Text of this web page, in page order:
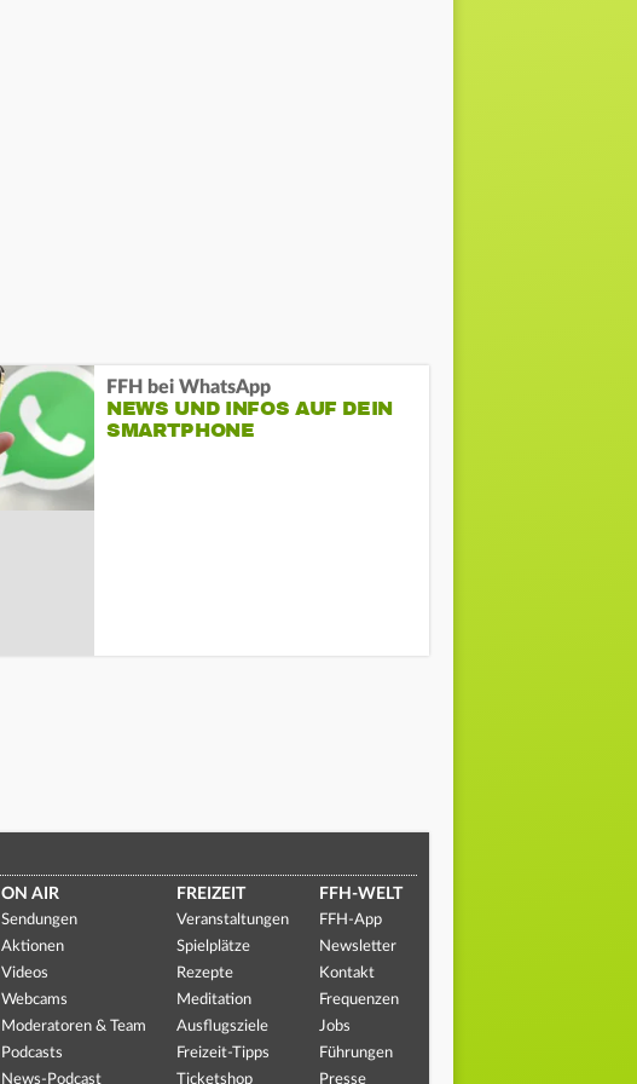
FFH bei WhatsApp
NEWS UND INFOS AUF DEIN
SMARTPHONE
ON AIR
Sendungen
Aktionen
Videos
Webcams
Moderatoren & Team
Podcasts
News-Podcast
FREIZEIT
Veranstaltungen
Spielplätze
Rezepte
Meditation
Ausflugsziele
Freizeit-Tipps
Ticketshop
FFH-WELT
FFH-App
Newsletter
Kontakt
Frequenzen
Jobs
Führungen
Presse